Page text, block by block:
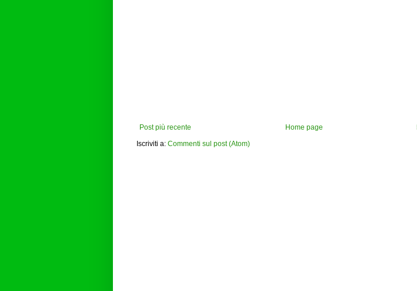
Post più recente
Home page
Iscriviti a: Commenti sul post (Atom)